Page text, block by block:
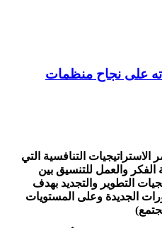
على نجاح منظمات
التنافسية التي
والعمل للتنسيق بين
التطوير والتجديد بهدف
الجديدة وعلى المستويات